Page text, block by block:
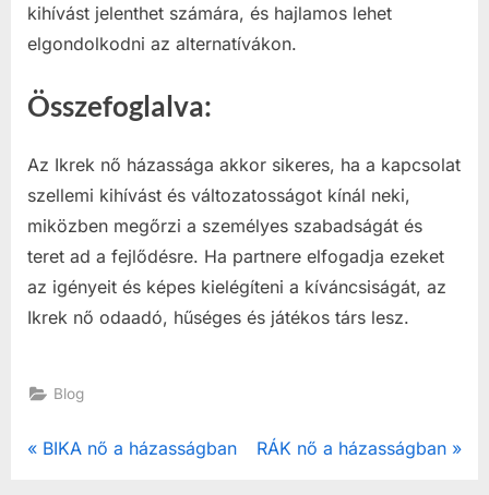
kihívást jelenthet számára, és hajlamos lehet
elgondolkodni az alternatívákon.
Összefoglalva:
Az Ikrek nő házassága akkor sikeres, ha a kapcsolat
szellemi kihívást és változatosságot kínál neki,
miközben megőrzi a személyes szabadságát és
teret ad a fejlődésre. Ha partnere elfogadja ezeket
az igényeit és képes kielégíteni a kíváncsiságát, az
Ikrek nő odaadó, hűséges és játékos társ lesz.
Blog
Post
P
BIKA nő a házasságban
N
RÁK nő a házasságban